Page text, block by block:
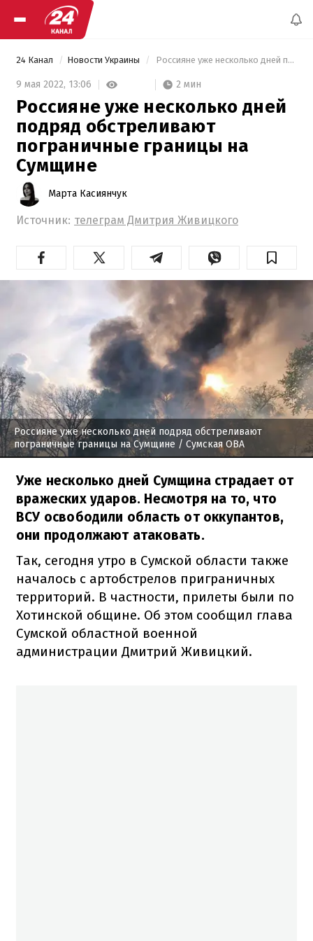
24 Канал Новости Украины Россияне уже несколько дней подряд обстреливают пограничные границы на Сумщине
9 мая 2022, 13:06 2 мин
Россияне уже несколько дней
подряд обстреливают
пограничные границы на
Сумщине
Марта Касиянчук
Источник: телеграм Дмитрия Живицкого
Россияне уже несколько дней подряд обстреливают
пограничные границы на Сумщине / Сумская ОВА
Уже несколько дней Сумщина страдает от
вражеских ударов. Несмотря на то, что
ВСУ освободили область от оккупантов,
они продолжают атаковать.
Так, сегодня утро в Сумской области также
началось с артобстрелов приграничных
территорий. В частности, прилеты были по
Хотинской общине. Об этом сообщил глава
Сумской областной военной
администрации Дмитрий Живицкий.